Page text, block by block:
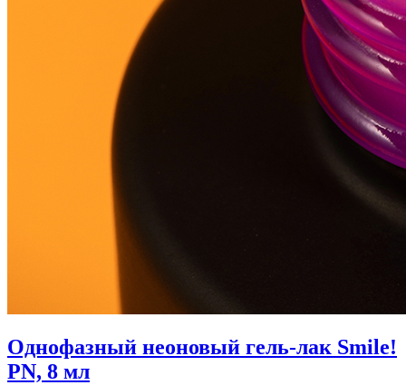
Однофазный неоновый гель-лак Smile!
PN, 8 мл